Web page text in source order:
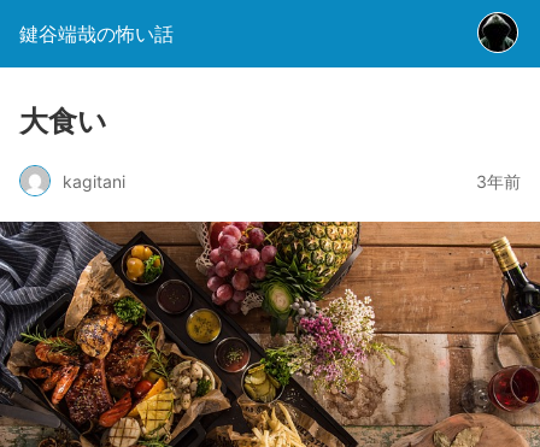
鍵谷端哉の怖い話
大食い
kagitani 3年前